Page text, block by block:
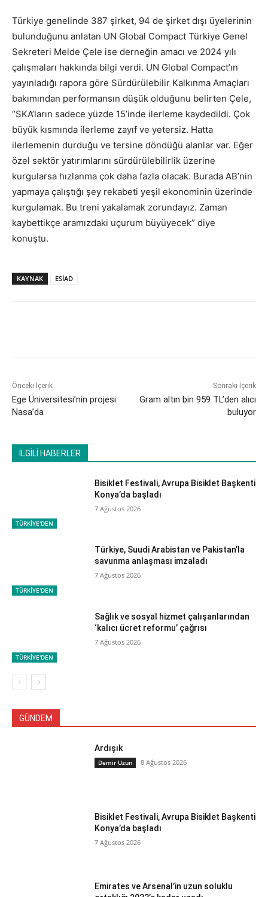
Türkiye genelinde 387 şirket, 94 de şirket dışı üyelerinin
bulunduğunu anlatan UN Global Compact Türkiye Genel
Sekreteri Melde Çele ise derneğin amacı ve 2024 yılı
çalışmaları hakkında bilgi verdi. UN Global Compact’ın
yayınladığı rapora göre Sürdürülebilir Kalkınma Amaçları
bakımından performansın düşük olduğunu belirten Çele,
“SKA’ların sadece yüzde 15’inde ilerleme kaydedildi. Çok
büyük kısmında ilerleme zayıf ve yetersiz. Hatta
ilerlemenin durduğu ve tersine döndüğü alanlar var. Eğer
özel sektör yatırımlarını sürdürülebilirlik üzerine
kurgularsa hızlanma çok daha fazla olacak. Burada AB’nin
yapmaya çalıştığı şey rekabeti yeşil ekonominin üzerinde
kurgulamak. Bu treni yakalamak zorundayız. Zaman
kaybettikçe aramızdaki uçurum büyüyecek” diye
konuştu.
KAYNAK ESİAD
Önceki İçerik
Ege Üniversitesi’nin projesi
Nasa’da
Sonraki İçerik
Gram altın bin 959 TL’den alıcı
buluyor
İLGİLİ HABERLER
TÜRKİYE'DEN
Bisiklet Festivali, Avrupa Bisiklet Başkenti
Konya’da başladı
7 Ağustos 2026
TÜRKİYE'DEN
Türkiye, Suudi Arabistan ve Pakistan’la
savunma anlaşması imzaladı
7 Ağustos 2026
TÜRKİYE'DEN
Sağlık ve sosyal hizmet çalışanlarından
‘kalıcı ücret reformu’ çağrısı
7 Ağustos 2026
GÜNDEM
Ardışık
Demir Uzun 8 Ağustos 2026
Bisiklet Festivali, Avrupa Bisiklet Başkenti
Konya’da başladı
7 Ağustos 2026
Emirates ve Arsenal’in uzun soluklu